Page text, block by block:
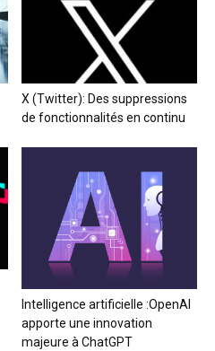
X (Twitter): Des suppressions
de fonctionnalités en continu
Intelligence artificielle :OpenAI
apporte une innovation
majeure à ChatGPT